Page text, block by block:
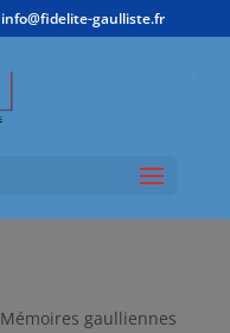
info@fidelite-gaulliste.fr
Mémoires gaulliennes